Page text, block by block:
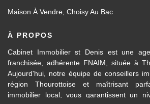
Maison À Vendre, Choisy Au Bac
À PROPOS
Cabinet Immobilier st Denis est une
franchisée, adhérente FNAIM, située à
Aujourd'hui, notre équipe de conseillers
région Thourottoise et maîtrisant
immobilier local, vous garantissent un